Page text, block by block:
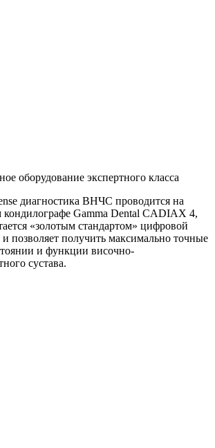
оборудование экспертного класса
диагностика ВНЧС проводится на
кондилографе Gamma Dental CADIAX 4,
«золотым стандартом» цифровой
позволяет получить максимально точные
и функции височно-
сустава.